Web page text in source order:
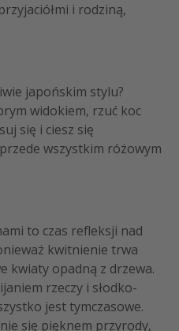
i rodziną,
japońskim stylu?
widokiem, rzuć koc
się i ciesz się
wszystkim różowym
to czas refleksji nad
kwitnienie trwa
kwiaty opadną z drzewa.
rzeczy i słodko-
jest tymczasowe.
się pięknem przyrody,